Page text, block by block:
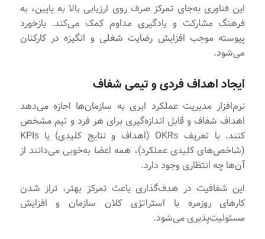
این فناوری به‌جای تمرکز صرف روی ارزیابی بالا به پایین، به
فرهنگ مشارکت و یادگیری مداوم کمک می‌کند. بازخورد
پیوسته موجب افزایش رضایت شغلی و انگیزه در کارکنان
می‌شود.
ایجاد اهداف فردی و تیمی شفاف
نرم‌افزار مدیریت عملکرد ابری به سازمان‌ها اجازه می‌دهد
اهداف شفاف و قابل اندازه‌گیری برای هر فرد و تیم مشخص
کنند. با تعریف OKRs (اهداف و نتایج کلیدی) یا KPIs
(شاخص‌های کلیدی عملکرد)، همه اعضا به‌خوبی می‌دانند از
آن‌ها چه انتظاری وجود دارد.
این شفافیت در هدف‌گذاری باعث تمرکز بهتر، تراز شدن
کارهای روزمره با استراتژی کلان سازمان و افزایش
مسئولیت‌پذیری می‌شود.